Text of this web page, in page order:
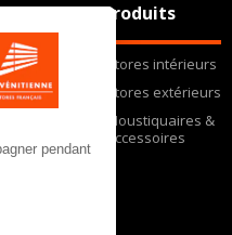
qui,
et
des
protection
La
d’un
produit de
et une
Produits
Stores intérieurs
Stores extérieurs
Moustiquaires &
Accessoires